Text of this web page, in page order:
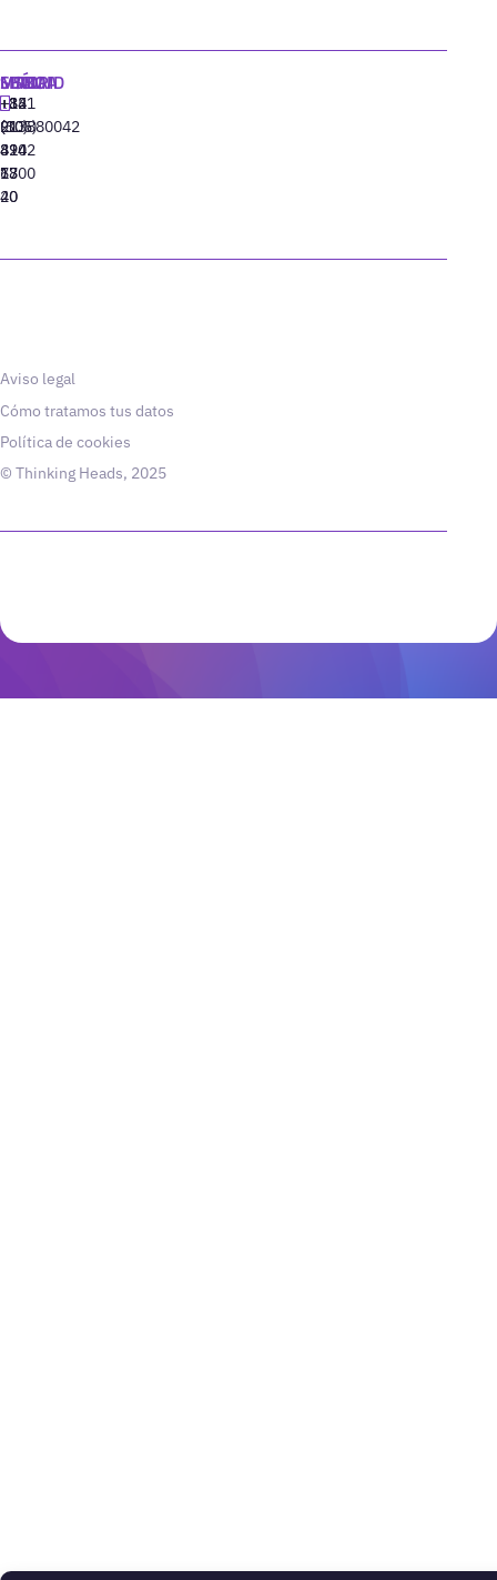
MADRID
+34
91
310
77
40
MIAMI
+1
(305)
424
13
20
SEÚL
+82
(10)
8942
6800
LISBOA
‪+351
213880042
Aviso legal
Cómo tratamos tus datos
Política de cookies
© Thinking Heads, 2025